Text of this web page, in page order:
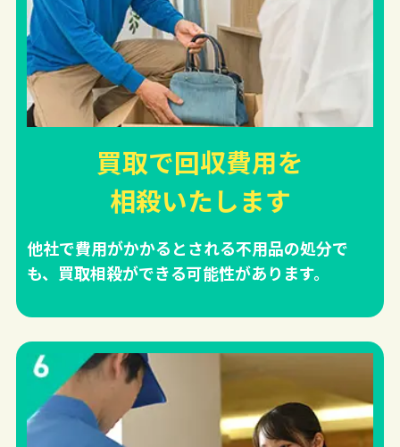
買取で回収費用を
相殺いたします
他社で費用がかかるとされる不用品の処分で
も、買取相殺ができる可能性があります。